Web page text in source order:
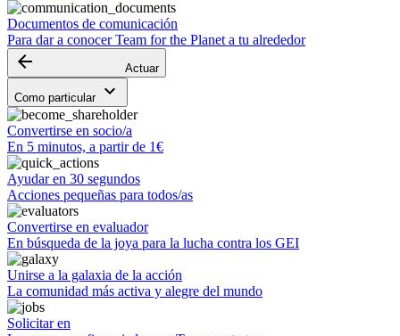
Documentos de comunicación
Para dar a conocer Team for the Planet a tu alrededor
arrow_backward Actuar
Como particular keyboard_arrow_down
Convertirse en socio/a
En 5 minutos, a partir de 1€
Ayudar en 30 segundos
Acciones pequeñas para todos/as
Convertirse en evaluador
En búsqueda de la joya para la lucha contra los GEI
Unirse a la galaxia de la acción
La comunidad más activa y alegre del mundo
Solicitar en